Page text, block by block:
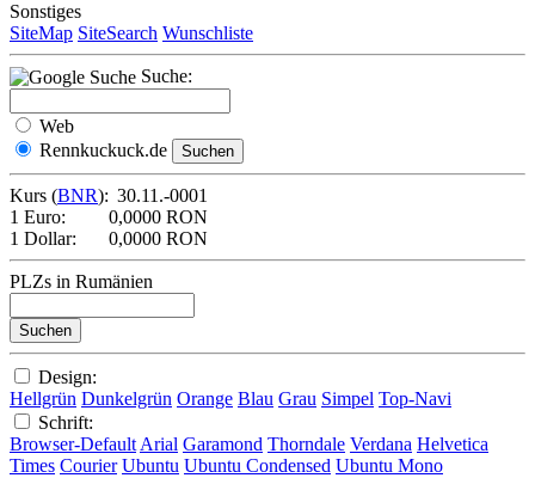
Sonstiges
SiteMap SiteSearch Wunschliste
Suche:
Web
Rennkuckuck.de
Kurs (BNR): 30.11.-0001
1 Euro:
0,0000 RON
1 Dollar:
0,0000 RON
PLZs in Rumänien
Design:
Hellgrün Dunkelgrün Orange Blau Grau Simpel Top-Navi
Schrift:
Browser-Default Arial Garamond Thorndale Verdana Helvetica
Times Courier Ubuntu Ubuntu Condensed Ubuntu Mono